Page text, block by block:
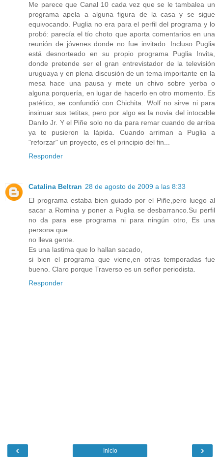
Me parece que Canal 10 cada vez que se le tambalea un
programa apela a alguna figura de la casa y se sigue
equivocando. Puglia no era para el perfil del programa y lo
probó: parecía el tío choto que aporta comentarios en una
reunión de jóvenes donde no fue invitado. Incluso Puglia
está desnorteado en su propio programa Puglia Invita,
donde pretende ser el gran entrevistador de la televisión
uruguaya y en plena discusión de un tema importante en la
mesa hace una pausa y mete un chivo sobre yerba o
alguna porquería, en lugar de hacerlo en otro momento. Es
patético, se confundió con Chichita. Wolf no sirve ni para
insinuar sus tetitas, pero por algo es la novia del intocable
Danilo Jr. Y el Piñe solo no da para remar cuando de arriba
ya te pusieron la lápida. Cuando arriman a Puglia a
"reforzar" un proyecto, es el principio del fin...
Responder
Catalina Beltran 28 de agosto de 2009 a las 8:33
El programa estaba bien guiado por el Piñe,pero luego al
sacar a Romina y poner a Puglia se desbarranco.Su perfil
no da para ese programa ni para ningún otro, Es una
persona que
no lleva gente.
Es una lastima que lo hallan sacado,
si bien el programa que viene,en otras temporadas fue
bueno. Claro porque Traverso es un señor periodista.
Responder
‹ ›
Inicio